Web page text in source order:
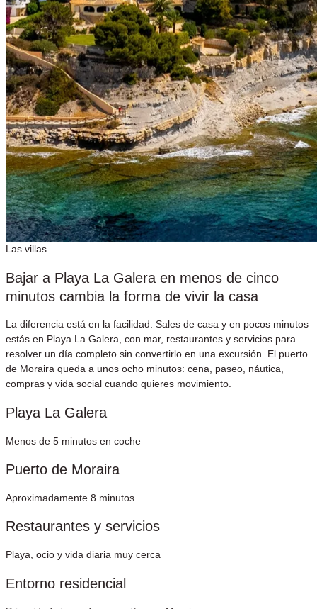
Las villas
Bajar a Playa La Galera en menos de cinco
minutos cambia la forma de vivir la casa
La diferencia está en la facilidad. Sales de casa y en pocos minutos
estás en Playa La Galera, con mar, restaurantes y servicios para
resolver un día completo sin convertirlo en una excursión. El puerto
de Moraira queda a unos ocho minutos: cena, paseo, náutica,
compras y vida social cuando quieres movimiento.
Playa La Galera
Menos de 5 minutos en coche
Puerto de Moraira
Aproximadamente 8 minutos
Restaurantes y servicios
Playa, ocio y vida diaria muy cerca
Entorno residencial